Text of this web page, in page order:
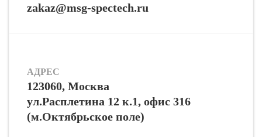
zakaz@msg-spectech.ru
АДРЕС
123060, Москва
ул.Расплетина 12 к.1, офис 316
(м.Октябрьское поле)